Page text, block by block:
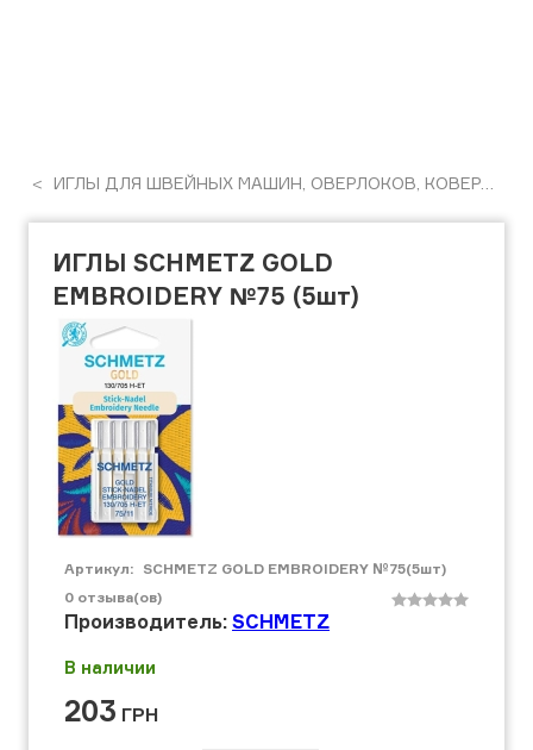
ИГЛЫ ДЛЯ ШВЕЙНЫХ МАШИН, ОВЕРЛОКОВ, КОВЕРЛОКОВ, ПЛОСКОШОВНІХ МАШИН
ИГЛЫ SCHMETZ GOLD
EMBROIDERY №75 (5шт)
Артикул: SCHMETZ GOLD EMBROIDERY №75(5шт)
0 отзыва(ов)
Производитель: SCHMETZ
В наличии
203 ГРН